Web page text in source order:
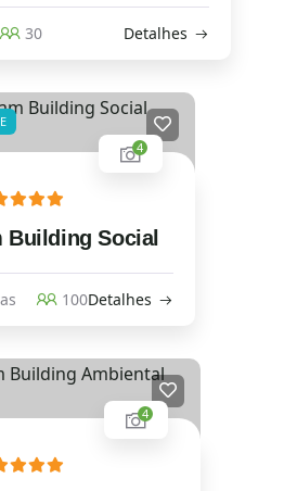
30 Detalhes
4
Building Social
100Detalhes
4